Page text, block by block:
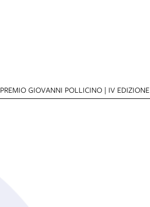
PREMIO GIOVANNI POLLICINO | IV EDIZIONE